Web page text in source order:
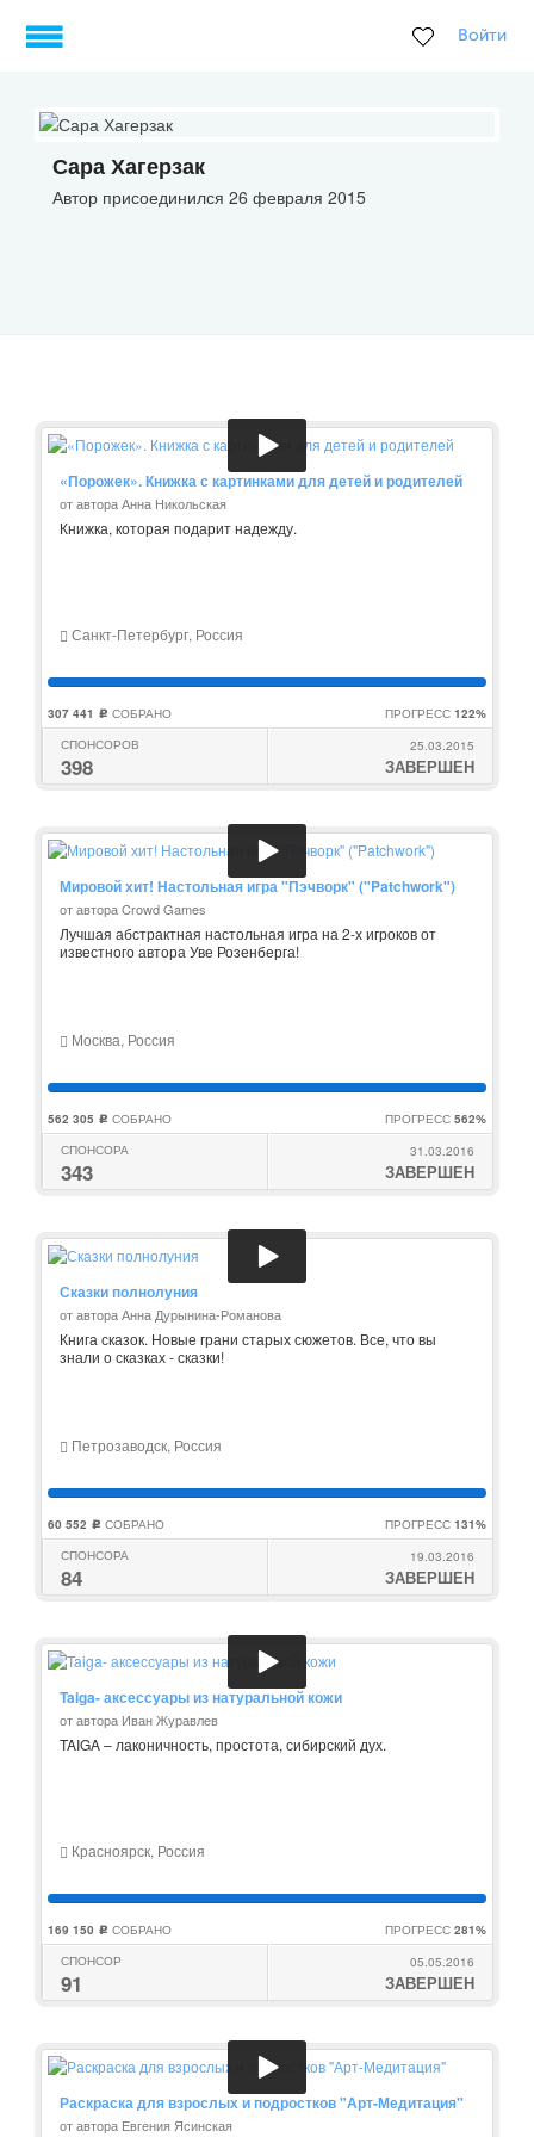
Войти
Сара Хагерзак
Автор присоединился 26 февраля 2015
«Порожек». Книжка с картинками для детей и родителей
от автора Анна Никольская
Книжка, которая подарит надежду.
Санкт-Петербург, Россия
307 441 c СОБРАНО ПРОГРЕСС 122%
СПОНСОРОВ
398
25.03.2015
ЗАВЕРШЕН
Мировой хит! Настольная игра "Пэчворк" ("Patchwork")
от автора Crowd Games
Лучшая абстрактная настольная игра на 2-х игроков от
известного автора Уве Розенберга!
Москва, Россия
562 305 c СОБРАНО ПРОГРЕСС 562%
СПОНСОРА
343
31.03.2016
ЗАВЕРШЕН
Сказки полнолуния
от автора Анна Дурынина-Романова
Книга сказок. Новые грани старых сюжетов. Все, что вы
знали о сказках - сказки!
Петрозаводск, Россия
60 552 c СОБРАНО ПРОГРЕСС 131%
СПОНСОРА
84
19.03.2016
ЗАВЕРШЕН
Taiga- аксессуары из натуральной кожи
от автора Иван Журавлев
TAIGA – лаконичность, простота, сибирский дух.
Красноярск, Россия
169 150 c СОБРАНО ПРОГРЕСС 281%
СПОНСОР
91
05.05.2016
ЗАВЕРШЕН
Раскраска для взрослых и подростков "Арт-Медитация"
от автора Евгения Ясинская